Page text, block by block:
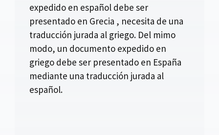
expedido en español debe ser
presentado en Grecia , necesita de una
traducción jurada al griego. Del mimo
modo, un documento expedido en
griego debe ser presentado en España
mediante una traducción jurada al
español.